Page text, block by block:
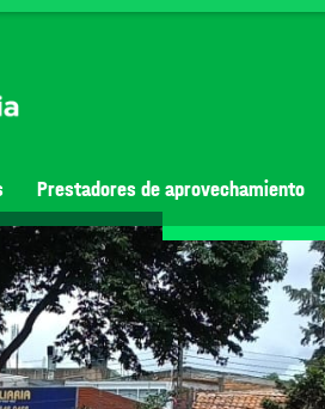
Prestadores de aprovechamiento